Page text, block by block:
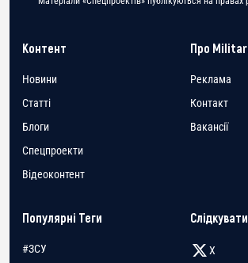
Контент
Новини
Статті
Блоги
Спецпроекти
Відеоконтент
Про
Реклама
Контакт
Вакансії
Популярні Теги
#ЗСУ
X